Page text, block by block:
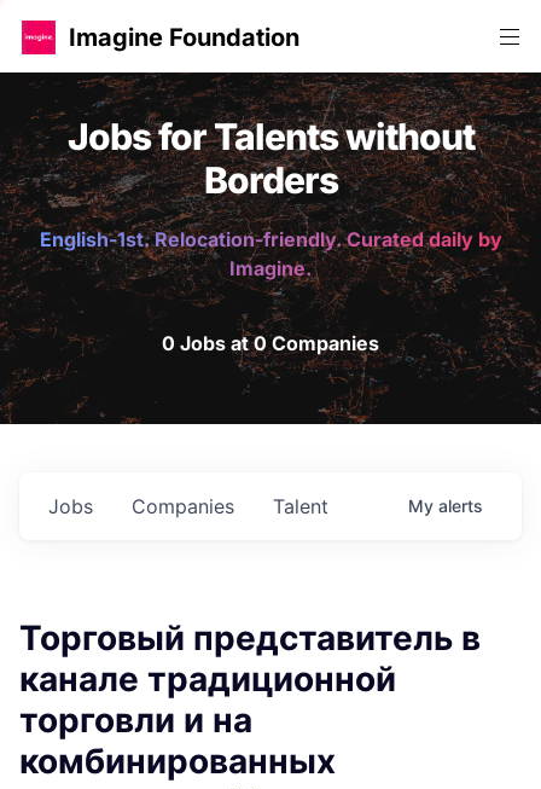
Imagine Foundation
Jobs for Talents without
Borders
English-1st. Relocation-friendly. Curated daily by
Imagine.
0 Jobs at 0 Companies
Jobs Companies Talent My alerts
Торговый представитель в
канале традиционной
торговли и на
комбинированных